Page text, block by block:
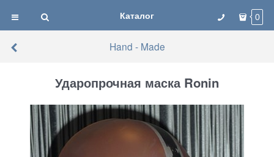
Каталог 0
Hand - Made
Ударопрочная маска Ronin